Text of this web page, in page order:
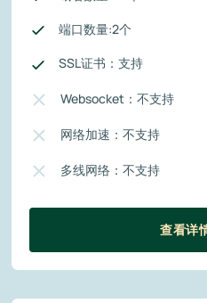
端口数量:2个
SSL证书：支持
Websocket：不支持
网络加速：不支持
多线网络：不支持
查看详